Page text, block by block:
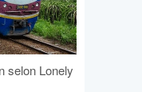
selon Lonely